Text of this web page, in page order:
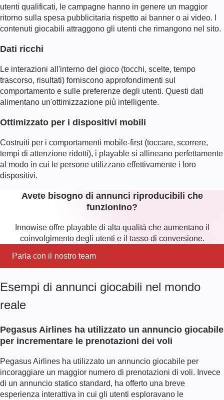
utenti qualificati, le campagne hanno in genere un maggior
ritorno sulla spesa pubblicitaria rispetto ai banner o ai video. I
contenuti giocabili attraggono gli utenti che rimangono nel sito.
Dati ricchi
Le interazioni all'interno del gioco (tocchi, scelte, tempo
trascorso, risultati) forniscono approfondimenti sul
comportamento e sulle preferenze degli utenti. Questi dati
alimentano un'ottimizzazione più intelligente.
Ottimizzato per i dispositivi mobili
Costruiti per i comportamenti mobile-first (toccare, scorrere,
tempi di attenzione ridotti), i playable si allineano perfettamente
al modo in cui le persone utilizzano effettivamente i loro
dispositivi.
Avete bisogno di annunci riproducibili che
funzionino?
Innowise offre playable di alta qualità che aumentano il
coinvolgimento degli utenti e il tasso di conversione.
Parla con il nostro team
Esempi di annunci giocabili nel mondo
reale
Pegasus Airlines ha utilizzato un annuncio giocabile
per incrementare le prenotazioni dei voli
Pegasus Airlines ha utilizzato un annuncio giocabile per
incoraggiare un maggior numero di prenotazioni di voli. Invece
di un annuncio statico standard, ha offerto una breve
esperienza interattiva in cui gli utenti esploravano le